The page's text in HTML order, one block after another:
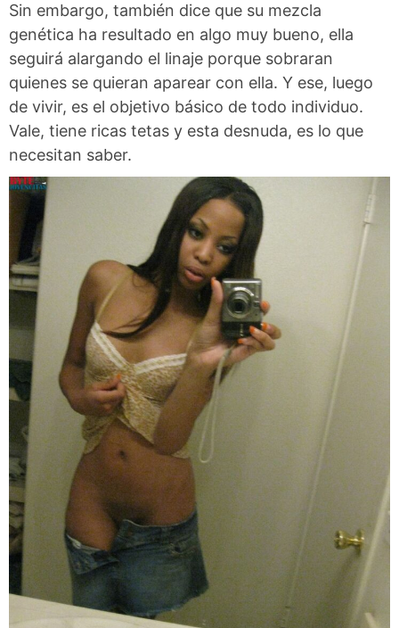
Sin embargo, también dice que su mezcla
genética ha resultado en algo muy bueno, ella
seguirá alargando el linaje porque sobraran
quienes se quieran aparear con ella. Y ese, luego
de vivir, es el objetivo básico de todo individuo.
Vale, tiene ricas tetas y esta desnuda, es lo que
necesitan saber.